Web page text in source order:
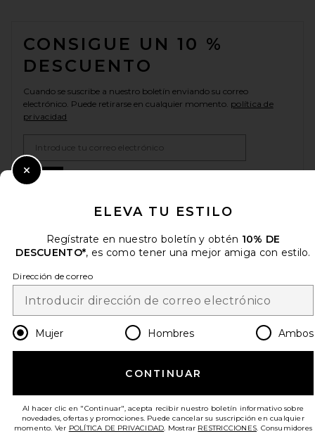
CONSIGUE UN 10 %
DESCUENTO
Cuando se suscribe a nuestro boletín enviando su correo
electrónico. Puede retirarse en cualquier momento. política de
privacidad
Change Country Regions
es USD
¡AYÚDANOS A MEJORAR!
Haz una breve encuesta sobre la visita de hoy.¡Vamos!
© EMINENT, INC. (UNA EMPRESA DEL GRUPO REVOLVE). SE RESERVA TODOS
LOS DERECHOS.
ELEVA TU ESTILO
Regístrate en nuestro boletín y obtén 10% DE
DESCUENTO*, es como tener una mejor amiga con estilo.
Dirección de correo
Mujer Hombres Ambos
CONTINUAR
Al hacer clic en "Continuar", acepta recibir nuestro boletín informativo sobre
novedades, ofertas y promociones. Puede cancelar su suscripción en cualquier
momento. Ver POLÍTICA DE PRIVACIDAD. Mostrar RESTRICCIONES. Consumidores
Close Modal